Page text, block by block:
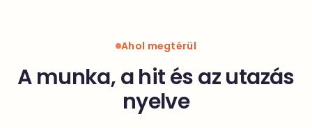
Ahol megtérül
A munka, a hit és az utazás
nyelve